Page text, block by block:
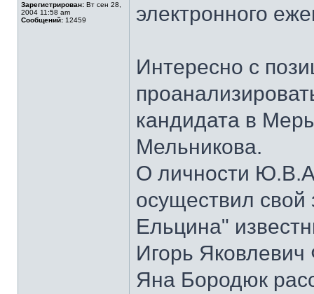
Зарегистрирован: Вт сен 28,
2004 11:58 am
Сообщений: 12459
электронного
Интересно с
кандидата в
Мельникова.
О личности
осуществил
Ельцина"
Игорь
Яна Бородюк